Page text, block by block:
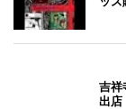
吉祥
出店